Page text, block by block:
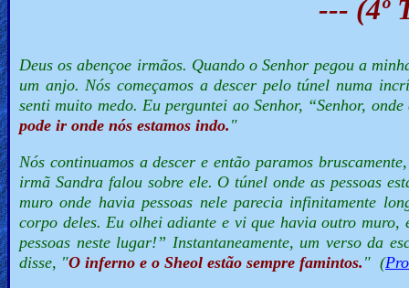
--- (4º
Deus os abençoe irmãos. Quando o Senhor pegou a
um anjo. Nós começamos a descer pelo túnel numa
senti muito medo. Eu perguntei ao Senhor, “Senhor,
pode ir onde nós estamos indo. "
Nós continuamos a descer e então paramos
irmã Sandra falou sobre ele. O túnel onde as pessoas
muro onde havia pessoas nele parecia infinitamente
corpo deles. Eu olhei adiante e vi que havia outro muro,
pessoas neste lugar!” Instantaneamente, um verso da
disse, "O inferno e o Sheol estão sempre famintos. " (